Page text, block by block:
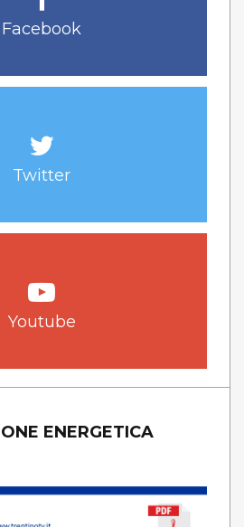
Facebook
Twitter
Youtube
ENERGETICA